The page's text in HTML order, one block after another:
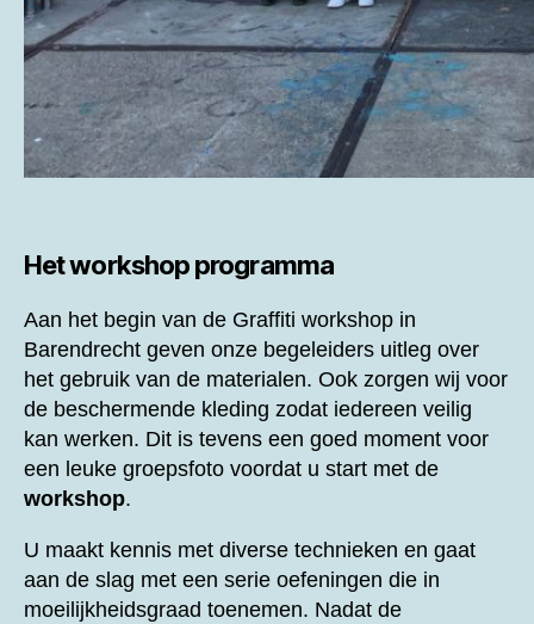
Het workshop programma
Aan het begin van de Graffiti workshop in
Barendrecht geven onze begeleiders uitleg over
het gebruik van de materialen. Ook zorgen wij voor
de beschermende kleding zodat iedereen veilig
kan werken. Dit is tevens een goed moment voor
een leuke groepsfoto voordat u start met de
workshop.
U maakt kennis met diverse technieken en gaat
aan de slag met een serie oefeningen die in
moeilijkheidsgraad toenemen. Nadat de